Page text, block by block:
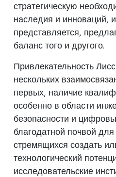
стратегическую
наследия и инноваций,
представляется,
баланс того и другого.
Привлекательность
нескольких
первых, наличие
особенно в области
безопасности и
благодатной почвой
стремящихся создать
технологический
исследовательские